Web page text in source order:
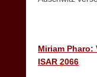
Miriam
ISAR 2066